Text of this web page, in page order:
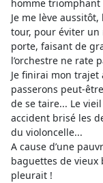
homme triomphant
Je me lève
tour, pour éviter un
porte, faisant de
l’orchestre ne rate
Je finirai mon trajet
passerons peut-
de se taire... Le
accident brisé les
du violoncelle...
A cause d’une
baguettes de vieux
pleurait !